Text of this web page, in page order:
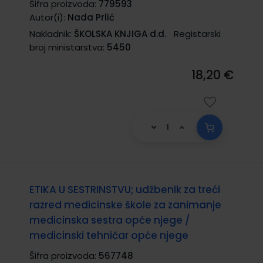
Šifra proizvoda: 779593
Autor(i): Nada Prlić
Nakladnik: ŠKOLSKA KNJIGA d.d.
Registarski
broj ministarstva: 5450
18,20 €
ETIKA U SESTRINSTVU; udžbenik za treći
razred medicinske škole za zanimanje
medicinska sestra opće njege /
medicinski tehničar opće njege
Šifra proizvoda: 567748